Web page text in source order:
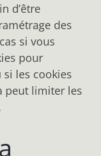
d’être
des
si vous
pour
les cookies
peut limiter les